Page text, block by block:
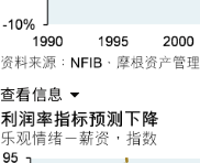
查看信息